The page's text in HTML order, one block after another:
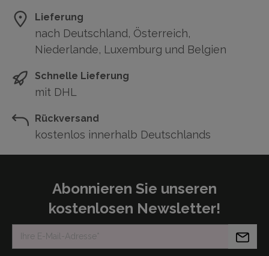
Lieferung
nach Deutschland, Österreich,
Niederlande, Luxemburg und Belgien
Schnelle Lieferung
mit DHL
Rückversand
kostenlos innerhalb Deutschlands
Abonnieren Sie unseren
kostenlosen Newsletter!